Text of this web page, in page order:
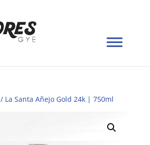
/ La Santa Añejo Gold 24k | 750ml